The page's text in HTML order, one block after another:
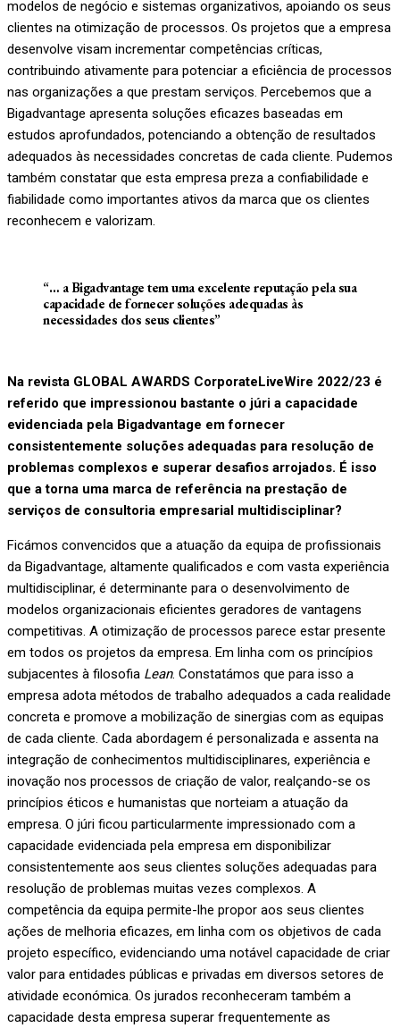
modelos de negócio e sistemas organizativos, apoiando os seus
clientes na otimização de processos. Os projetos que a empresa
desenvolve visam incrementar competências críticas,
contribuindo ativamente para potenciar a eficiência de processos
nas organizações a que prestam serviços. Percebemos que a
Bigadvantage apresenta soluções eficazes baseadas em
estudos aprofundados, potenciando a obtenção de resultados
adequados às necessidades concretas de cada cliente. Pudemos
também constatar que esta empresa preza a confiabilidade e
fiabilidade como importantes ativos da marca que os clientes
reconhecem e valorizam.
“… a Bigadvantage tem uma excelente reputação pela sua
capacidade de fornecer soluções adequadas às
necessidades dos seus clientes”
Na revista GLOBAL AWARDS CorporateLiveWire 2022/23 é
referido que impressionou bastante o júri a capacidade
evidenciada pela Bigadvantage em fornecer
consistentemente soluções adequadas para resolução de
problemas complexos e superar desafios arrojados. É isso
que a torna uma marca de referência na prestação de
serviços de consultoria empresarial multidisciplinar?
Ficámos convencidos que a atuação da equipa de profissionais
da Bigadvantage, altamente qualificados e com vasta experiência
multidisciplinar, é determinante para o desenvolvimento de
modelos organizacionais eficientes geradores de vantagens
competitivas. A otimização de processos parece estar presente
em todos os projetos da empresa. Em linha com os princípios
subjacentes à filosofia Lean. Constatámos que para isso a
empresa adota métodos de trabalho adequados a cada realidade
concreta e promove a mobilização de sinergias com as equipas
de cada cliente. Cada abordagem é personalizada e assenta na
integração de conhecimentos multidisciplinares, experiência e
inovação nos processos de criação de valor, realçando-se os
princípios éticos e humanistas que norteiam a atuação da
empresa. O júri ficou particularmente impressionado com a
capacidade evidenciada pela empresa em disponibilizar
consistentemente aos seus clientes soluções adequadas para
resolução de problemas muitas vezes complexos. A
competência da equipa permite-lhe propor aos seus clientes
ações de melhoria eficazes, em linha com os objetivos de cada
projeto específico, evidenciando uma notável capacidade de criar
valor para entidades públicas e privadas em diversos setores de
atividade económica. Os jurados reconheceram também a
capacidade desta empresa superar frequentemente as